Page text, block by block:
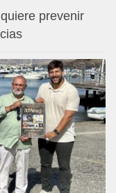
prevenir